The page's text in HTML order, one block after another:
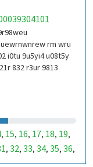
,156,157,158
,168,
,180,181 ,182,
,192,193,194
,
,252, 253 ,254,
,264,265 , 266
rm wru
i0tu 9u5yi4 u08t5y
832 r3ur 9813
, 15, 16, 17, 18, 19,
, 32, 33, 34, 35, 36,
,49,50,51,52,53,